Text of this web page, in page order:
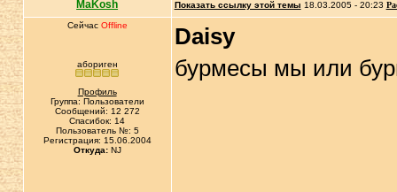
MaKosh Показать ссылку этой темы 18.03.2005 - 20:23
Сейчас Offline
абориген
Профиль
Группа: Пользователи
Сообщений: 12 272
Спасибок: 14
Пользователь №: 5
Регистрация: 15.06.2004
Откуда:NJ
Daisy
бурмесы мы или